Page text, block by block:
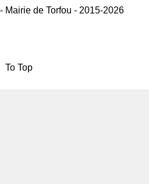
Mairie de Torfou - 2015-2026
To Top